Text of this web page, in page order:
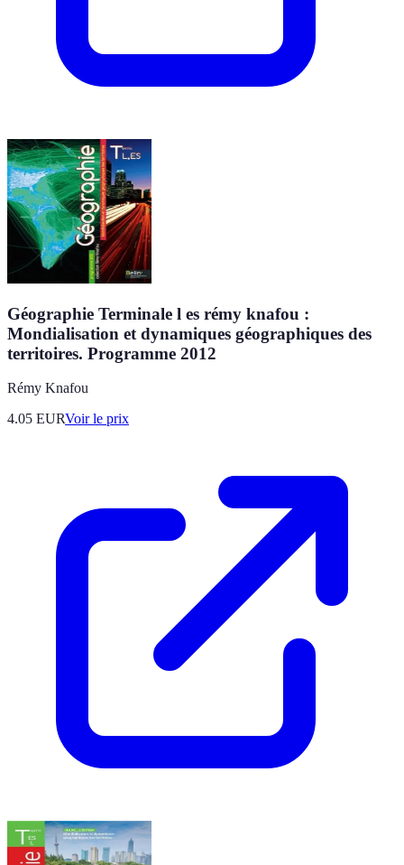
Géographie Terminale l es rémy knafou :
Mondialisation et dynamiques géographiques des
territoires. Programme 2012
Rémy Knafou
4.05 EURVoir le prix